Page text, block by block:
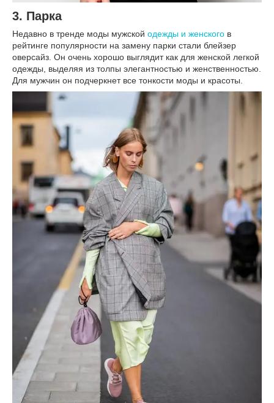
3. Парка
Недавно в тренде моды мужской одежды и женского в
рейтинге популярности на замену парки стали блейзер
оверсайз. Он очень хорошо выглядит как для женской легкой
одежды, выделяя из толпы элегантностью и женственностью.
Для мужчин он подчеркнет все тонкости моды и красоты.